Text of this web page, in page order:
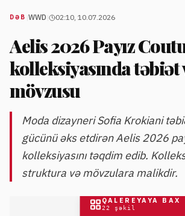
DƏB WWD 02:10, 10.07.2026
Aelis 2026 Payız
kolleksiyasında təbiət
mövzusu
Moda dizayneri Sofia Krokiani
gücünü əks etdirən Aelis 2026
kolleksiyasını təqdim edib.
struktura və mövzulara malikdir.
QALEREYAYA BAX
22 şəkil